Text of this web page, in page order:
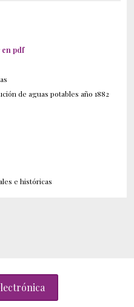
pdf
de aguas potables año 1882
e históricas